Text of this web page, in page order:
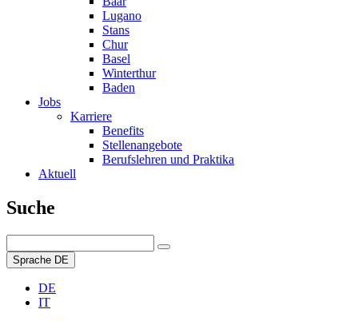
Lugano
Stans
Chur
Basel
Winterthur
Baden
Jobs
Karriere
Benefits
Stellenangebote
Berufslehren und Praktika
Aktuell
Suche
Sprache DE
DE
IT